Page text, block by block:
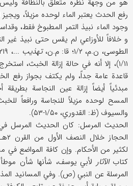
هو من وجهة نظره متعلق بالنظافة
رفع الحدث یعتبر الماء لوحده مزیلاً،
وجود الماء نبیذ التمر المطبوخ فقط،
و خلافاً للأوزاعي لم یقس حتی نبیذ غیر
الطوسی، ن.م، ۱/۲؛ قا: م.ن،
تهذیب ...، ۱/۲۱۹؛ ابن بابویه،
۱/۱۱)، إلا أنه في حالة إزالة الخبث،
قاعدة عامة جداً، ولم یکتف بجواز رفع
مبدئیاً أیضاً إزالة عین النجاسة
المسح لوحده مزیلاً للنجاسة ورافعاً
والسیوف (ظ: القدوري، ۱/۵۰-۵۳).
الحدیث المرسل: کان الحدیث المرسل
لکثیر من الأحکام. وإن کافة المواضع في
کتابالآثار لأبي یوسف، شأنها شأن موطأ
المرسلة عن النبي (ص). وفي المسانید